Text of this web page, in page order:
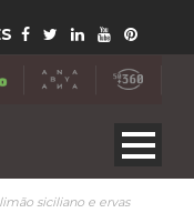
siciliano e ervas